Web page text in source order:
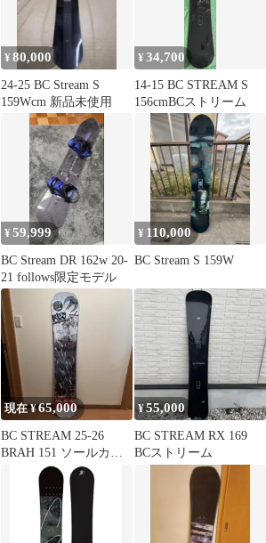
¥80,000
24-25 BC Stream S
159Wcm 新品未使用
¥34,700
14-15 BC STREAM S
156cmBCストリーム
¥59,999
BC Stream DR 162w 20-
21 follows限定モデル
¥ 110,000
BC Stream S 159W
現在 ¥65,000
BC STREAM 25-26
BRAH 151 ソールカバ
¥55,000
BC STREAM RX 169
BCストリーム